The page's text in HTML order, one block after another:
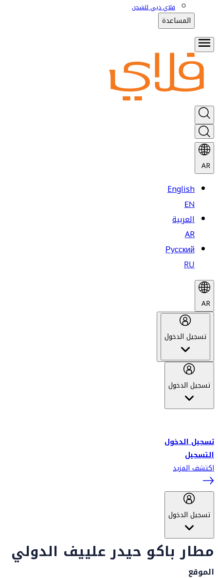
فلاي دبي للشحن
المساعدة
AR
English
EN
العربية
AR
Русский
RU
AR
تسجيل الدخول
تسجيل الدخول
تسجيل الدخول
التسجيل
اكتشف المزيد
تسجيل الدخول
مطار باكو حيدر علييف الدولي
الموقع